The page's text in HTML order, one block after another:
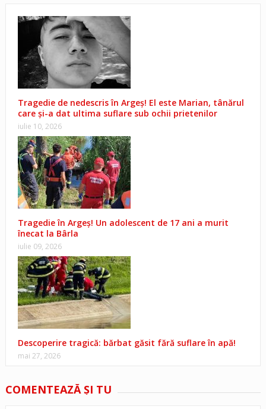
Tragedie de nedescris în Argeș! El este Marian, tânărul
care și-a dat ultima suflare sub ochii prietenilor
iulie 10, 2026
Tragedie în Argeș! Un adolescent de 17 ani a murit
înecat la Bârla
iulie 09, 2026
Descoperire tragică: bărbat găsit fără suflare în apă!
mai 27, 2026
COMENTEAZĂ ŞI TU